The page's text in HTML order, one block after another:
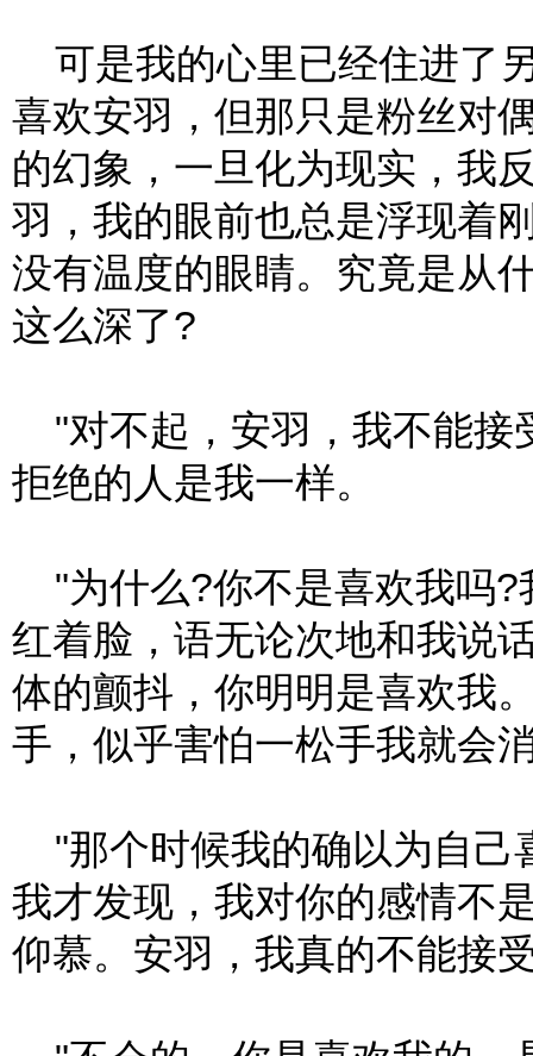
可是我的心里已经住进了
喜欢安羽，但那只是粉丝对
的幻象，一旦化为现实，我
羽，我的眼前也总是浮现着
没有温度的眼睛。究竟是从
这么深了?
"对不起，安羽，我不能接
拒绝的人是我一样。
"为什么?你不是喜欢我吗?
红着脸，语无论次地和我说
体的颤抖，你明明是喜欢我
手，似乎害怕一松手我就会
"那个时候我的确以为自己
我才发现，我对你的感情不
仰慕。安羽，我真的不能接